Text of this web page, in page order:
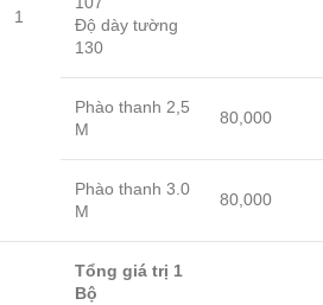
1
Độ dày tường
130
Phào thanh 2,5
M
80,000
Phào thanh 3.0
M
80,000
Tổng giá trị 1
Bộ